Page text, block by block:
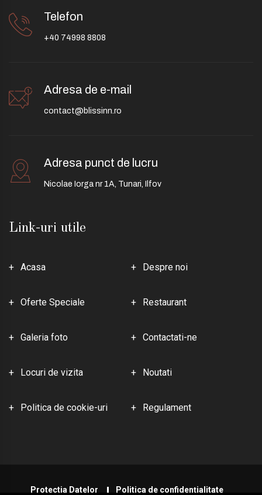
Link-uri utile
Acasa Despre noi
Oferte Speciale Restaurant
Galeria foto Contactati-ne
Locuri de vizita Noutati
Politica de cookie-uri Regulament
Telefon
+40 74998 8808
Adresa de e-mail
contact@blissinn.ro
Adresa punct de lucru
Nicolae Iorga nr 1A, Tunari, Ilfov
Protectia Datelor Politica de confidențialitate